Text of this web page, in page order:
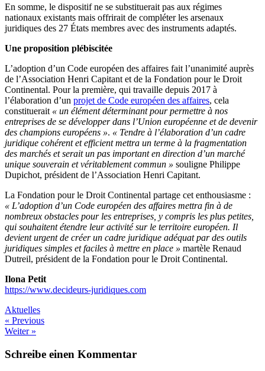
En somme, le dispositif ne se substituerait pas aux régimes
nationaux existants mais offrirait de compléter les arsenaux
juridiques des 27 États membres avec des instruments adaptés.
Une proposition plébiscitée
L’adoption d’un Code européen des affaires fait l’unanimité auprès
de l’Association Henri Capitant et de la Fondation pour le Droit
Continental. Pour la première, qui travaille depuis 2017 à
l’élaboration d’un projet de Code européen des affaires, cela
constituerait « un élément déterminant pour permettre à nos
entreprises de se développer dans l’Union européenne et de devenir
des champions européens ». « Tendre à l’élaboration d’un cadre
juridique cohérent et efficient mettra un terme à la fragmentation
des marchés et serait un pas important en direction d’un marché
unique souverain et véritablement commun » souligne Philippe
Dupichot, président de l’Association Henri Capitant.
La Fondation pour le Droit Continental partage cet enthousiasme :
« L’adoption d’un Code européen des affaires mettra fin à de
nombreux obstacles pour les entreprises, y compris les plus petites,
qui souhaitent étendre leur activité sur le territoire européen. Il
devient urgent de créer un cadre juridique adéquat par des outils
juridiques simples et faciles à mettre en place » martèle Renaud
Dutreil, président de la Fondation pour le Droit Continental.
Ilona Petit
https://www.decideurs-juridiques.com
Aktuelles
Beitragsnavigation
« Previous
Weiter »
Schreibe einen Kommentar